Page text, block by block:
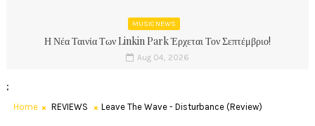
MUSIC NEWS
Η Νέα Ταινία Των Linkin Park Έρχεται Τον Σεπτέμβριο!
Aug 04, 2026
;
Home REVIEWS Leave The Wave - Disturbance (Review)